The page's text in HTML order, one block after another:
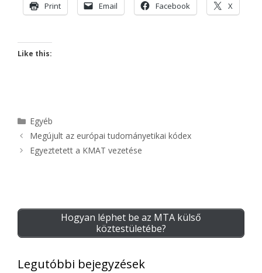
Print Email Facebook X
Like this:
Kategória
Egyéb
Megújult az európai tudományetikai kódex
Egyeztetett a KMAT vezetése
Hogyan léphet be az MTA külső
köztestületébe?
Legutóbbi bejegyzések